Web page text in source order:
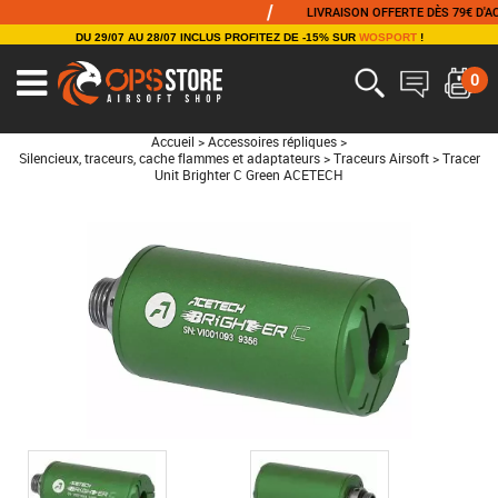
LIVRAISON OFFERTE DÈS 79€ D'ACHAT
DU 29/07 AU 28/07 INCLUS PROFITEZ DE -15% SUR WOSPORT!
0
Accueil > Accessoires répliques >
Silencieux, traceurs, cache flammes et adaptateurs > Traceurs Airsoft > Tracer
Unit Brighter C Green ACETECH